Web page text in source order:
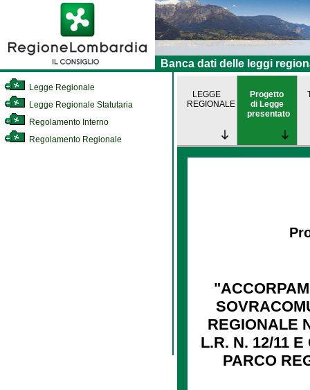
Banca dati delle leggi
Legge Regionale
Legge Regionale Statutaria
Regolamento Interno
Regolamento Regionale
LEGGE
REGIONALE
Progetto
di Legge
presentato
REGIONALE
L.R. N. 12/11
PARCO